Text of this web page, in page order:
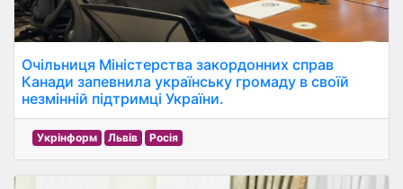
Очільниця Міністерства закордонних справ
Канади запевнила українську громаду в своїй
незмінній підтримці України.
Укрінформ Львів Росія